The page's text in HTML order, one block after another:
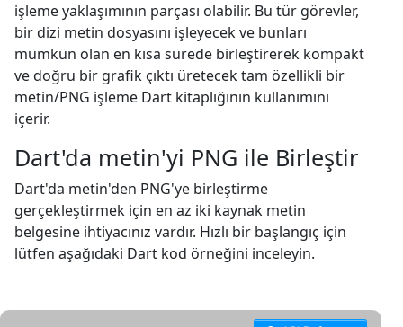
işleme yaklaşımının parçası olabilir. Bu tür görevler,
bir dizi metin dosyasını işleyecek ve bunları
mümkün olan en kısa sürede birleştirerek kompakt
ve doğru bir grafik çıktı üretecek tam özellikli bir
metin/PNG işleme Dart kitaplığının kullanımını
içerir.
Dart'da metin'yi PNG ile Birleştir
Dart'da metin'den PNG'ye birleştirme
gerçekleştirmek için en az iki kaynak metin
belgesine ihtiyacınız vardır. Hızlı bir başlangıç için
lütfen aşağıdaki Dart kod örneğini inceleyin.